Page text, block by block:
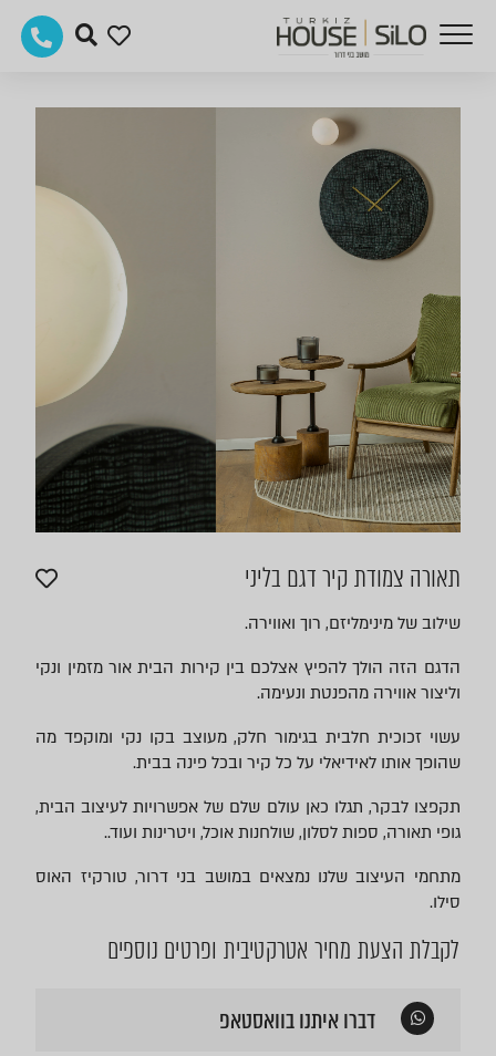
תאורה צמודת קיר דגם בליני
שילוב של מינימליזם, רוך ואווירה.
הדגם הזה הולך להפיץ אצלכם בין קירות הבית אור מזמין ונקי
וליצור אווירה מהפנטת ונעימה.
עשוי זכוכית חלבית בגימור חלק, מעוצב בקו נקי ומוקפד מה
שהופך אותו לאידיאלי על כל קיר ובכל פינה בבית.
תקפצו לבקר, תגלו כאן עולם שלם של אפשרויות לעיצוב הבית,
גופי תאורה, ספות לסלון, שולחנות אוכל, ויטרינות ועוד..
מתחמי העיצוב שלנו נמצאים במושב בני דרור, טורקיז האוס
סילו.
לקבלת הצעת מחיר אטרקטיבית ופרטים נוספים
דברו איתנו בוואסטאפ